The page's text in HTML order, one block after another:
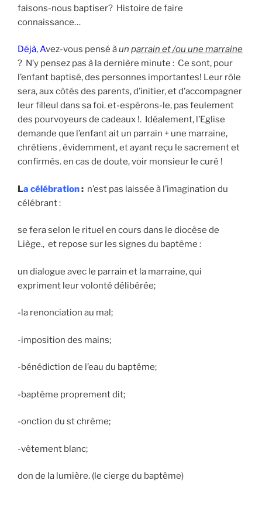
faisons-nous baptiser? Histoire de faire
connaissance…
Déjà,Avez-vous pensé àun parrain et /ou une marraine
? N’y pensez pas à la dernière minute : Ce sont, pour
l’enfant baptisé, des personnes importantes! Leur rôle
sera, aux côtés des parents, d’initier, et d’accompagner
leur filleul dans sa foi. et-espérons-le, pas feulement
des pourvoyeurs de cadeaux !. Idéalement, l’Eglise
demande que l’enfant ait un parrain + une marraine,
chrétiens , évidemment, et ayant reçu le sacrement et
confirmés. en cas de doute, voir monsieur le curé !
La célébration: n’est pas laissée à l’imagination du
célébrant :
se fera selon le rituel en cours dans le diocèse de
Liège., et repose sur les signes du baptême :
un dialogue avec le parrain et la marraine, qui
expriment leur volonté délibérée;
-la renonciation au mal;
-imposition des mains;
-bénédiction de l’eau du baptême;
-baptême proprement dit;
-onction du st chrême;
-vêtement blanc;
don de la lumière. (le cierge du baptême)